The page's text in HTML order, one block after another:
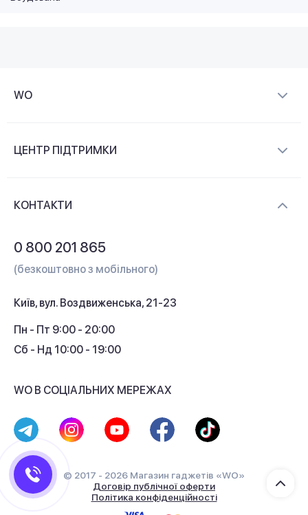
WO
Контакти
ЦЕНТР ПІДТРИМКИ
Кешбек
КОНТАКТИ
0 800 201 865
(безкоштовно з мобільного)
Київ, вул. Воздвиженська, 21-23
Пн - Пт 9:00 - 20:00
Сб - Нд 10:00 - 19:00
WO В СОЦІАЛЬНИХ МЕРЕЖАХ
© 2017 - 2026 Магазин гаджетів «WO»
Договір публічної оферти
Політика конфіденційності